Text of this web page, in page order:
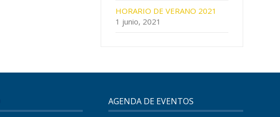
HORARIO DE VERANO 2021
1 junio, 2021
AGENDA DE EVENTOS